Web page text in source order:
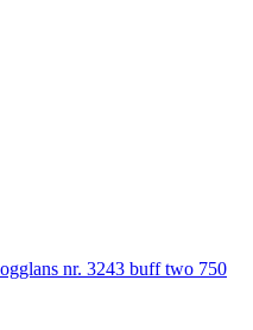
nr. 3243 buff two 750